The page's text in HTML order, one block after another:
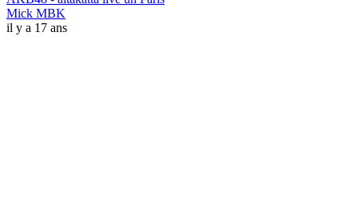
Mick MBK
il y a 17 ans